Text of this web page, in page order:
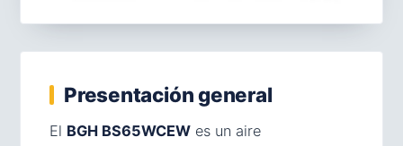
Presentación general
El BGH BS65WCEW es un aire